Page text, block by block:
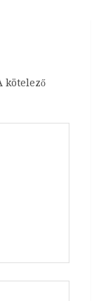
kötelező